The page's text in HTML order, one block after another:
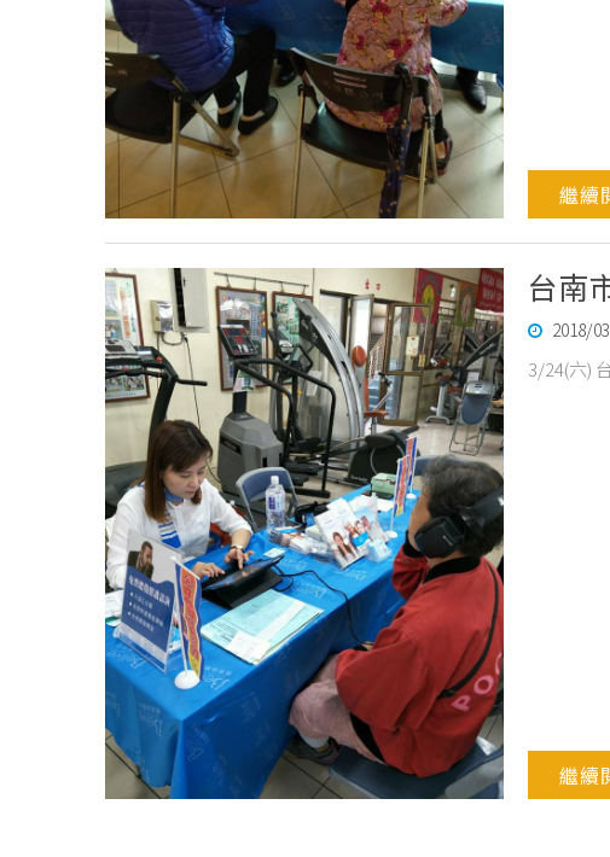
繼續
台南
2018/
3/24(六)
繼續